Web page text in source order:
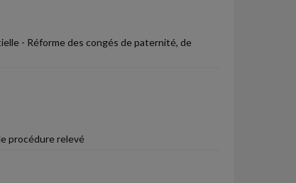
- Réforme des congés de paternité, de
procédure relevé